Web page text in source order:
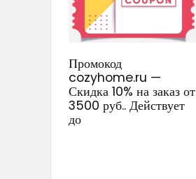
Промокод
cozyhome.ru —
Скидка 10% на заказ от
3500 руб.. Действует
до